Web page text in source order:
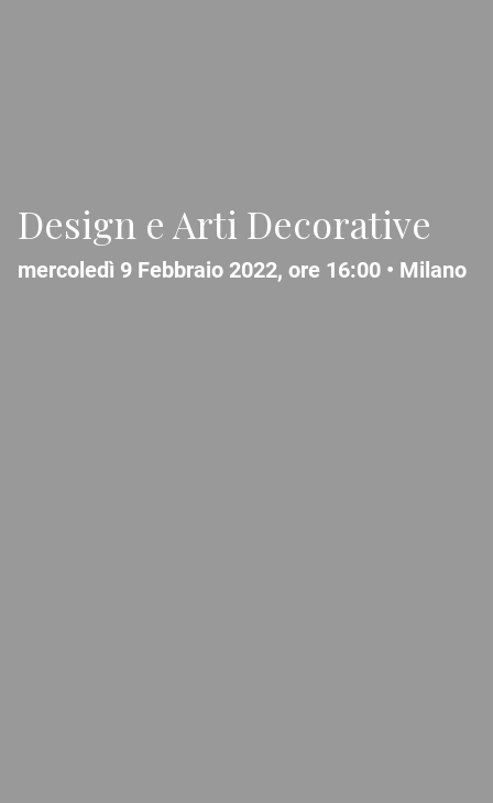
Design e Arti Decorative
mercoledì 9 Febbraio 2022, ore 16:00 • Milano